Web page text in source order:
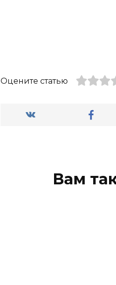
Оцените статью
Вам